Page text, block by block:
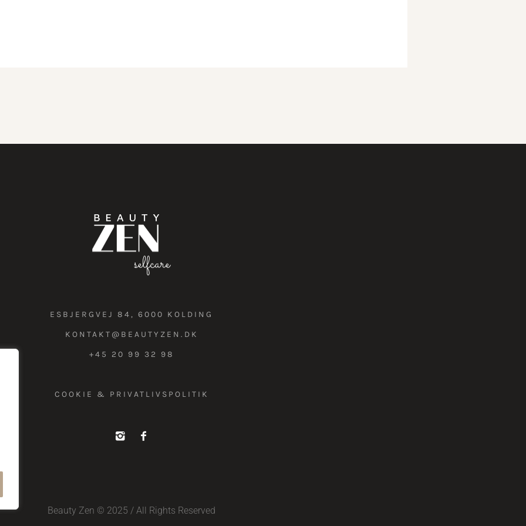
ESBJERGVEJ 84, 6000 KOLDING
KONTAKT@BEAUTYZEN.DK
+45 20 99 32 98
COOKIE & PRIVATLIVSPOLITIK
Beauty Zen © 2025 / All Rights Reserved